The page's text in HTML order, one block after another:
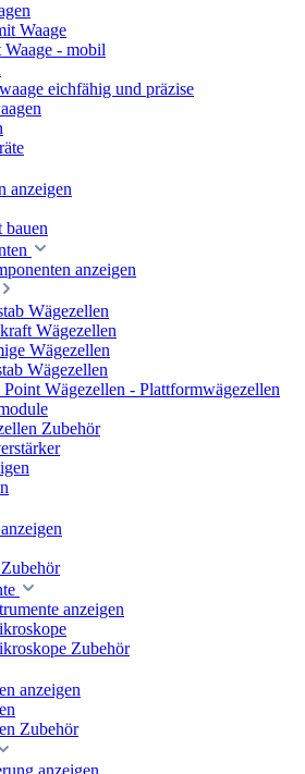
Waage
- mobil
eichfähig und präzise
anzeigen
bauen
anzeigen
Wägezellen
Wägezellen
Wägezellen
Wägezellen
Point Wägezellen - Plattformwägezellen
Zubehör
anzeigen
Zubehör
anzeigen
Zubehör
anzeigen